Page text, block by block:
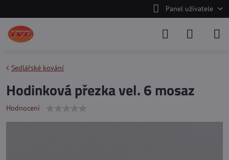
Panel uživatele
Sedlářské kování
Hodinková přezka vel. 6 mosaz
Hodnocení